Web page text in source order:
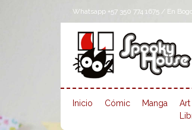
Whatsapp +57 350 774 1675 / En
Inicio Cómic Manga